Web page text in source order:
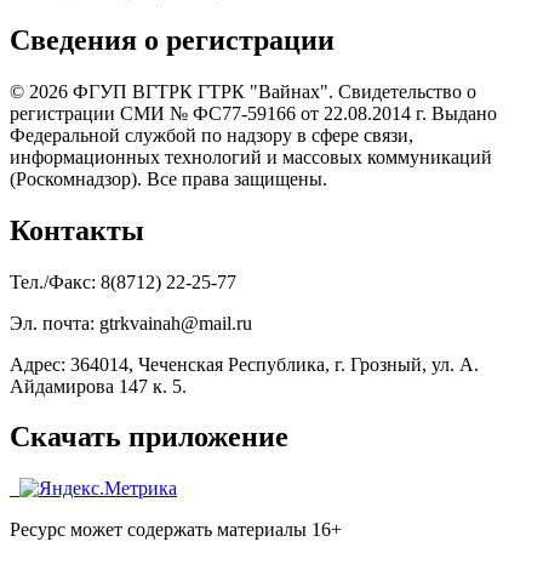
Сведения о регистрации
© 2026 ФГУП ВГТРК ГТРК "Вайнах". Свидетельство о
регистрации СМИ № ФС77-59166 от 22.08.2014 г. Выдано
Федеральной службой по надзору в сфере связи,
информационных технологий и массовых коммуникаций
(Роскомнадзор). Все права защищены.
Контакты
Тел./Факс: 8(8712) 22-25-77
Эл. почта: gtrkvainah@mail.ru
Адрес: 364014, Чеченская Республика, г. Грозный, ул. А.
Айдамирова 147 к. 5.
Скачать приложение
Ресурс может содержать материалы 16+